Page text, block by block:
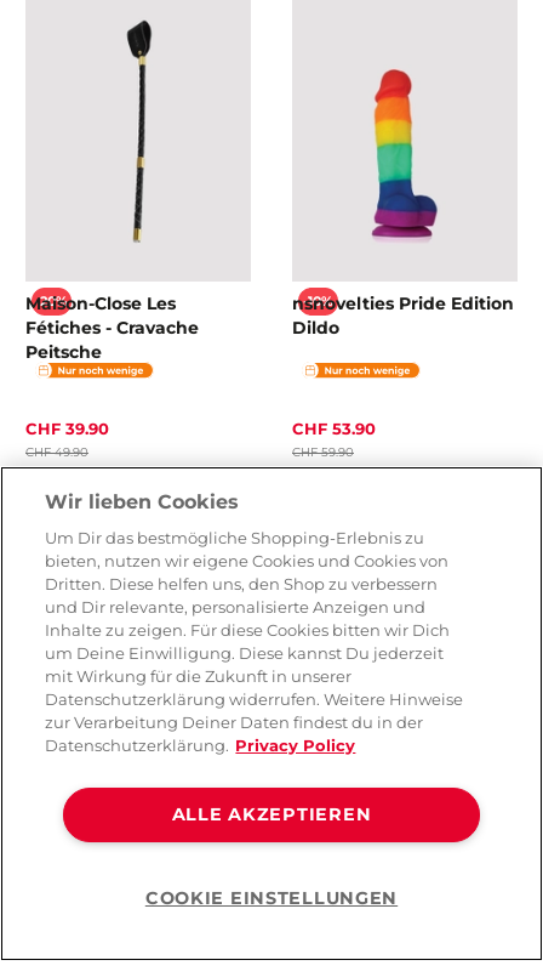
-20%
Maison-Close Les
Fétiches - Cravache
Peitsche
CHF 39.90
CHF 49.90
Farbe
-10%
nsnovelties Pride Edition
Dildo
CHF 53.90
CHF 59.90
Strap-on Dildo
Wir lieben Cookies
Um Dir das bestmögliche Shopping-Erlebnis zu
bieten, nutzen wir eigene Cookies und Cookies von
Dritten. Diese helfen uns, den Shop zu verbessern
und Dir relevante, personalisierte Anzeigen und
Inhalte zu zeigen. Für diese Cookies bitten wir Dich
um Deine Einwilligung. Diese kannst Du jederzeit
mit Wirkung für die Zukunft in unserer
Datenschutzerklärung widerrufen. Weitere Hinweise
zur Verarbeitung Deiner Daten findest du in der
Datenschutzerklärung. Privacy Policy
ALLE AKZEPTIEREN
COOKIE EINSTELLUNGEN